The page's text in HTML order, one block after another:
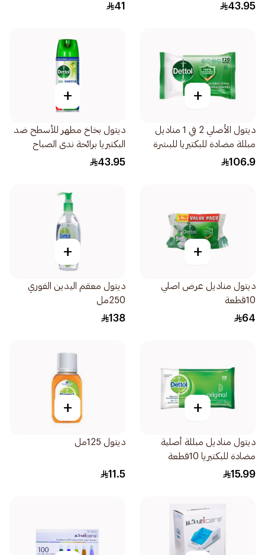
43.95
41
+
ديتول الأصلي 2 في 1 مناديل
مبللة مضادة للبكتيريا للبشرة
والأسطح 120 منديل
106.9
+
ديتول بخاخ مطهر للأسطح ضد
البكتيريا برائحة ندى الصباح
450مل
43.95
+
ديتول مناديل عرض اصلي
10قطعة
64
+
ديتول معقم اليدين الفوري
250مل
138
+
ديتول مناديل مبللة أصلية
مضادة للبكتيريا 10قطعة
15.99
+
ديتول 125مل
11.5